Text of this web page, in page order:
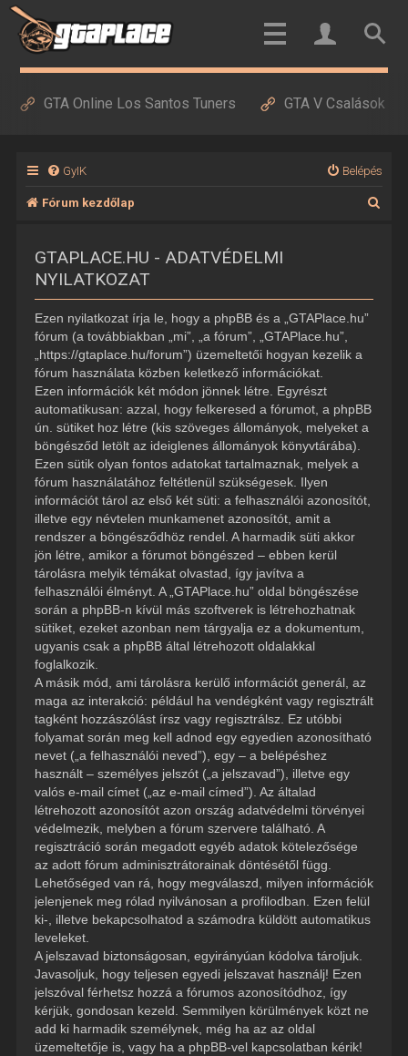
GTA Online Los Santos Tuners GTA V Csalások
GyIK Belépés
Fórum kezdőlap
GTAPLACE.HU - ADATVÉDELMI
NYILATKOZAT
Ezen nyilatkozat írja le, hogy a phpBB és a „GTAPlace.hu”
fórum (a továbbiakban „mi”, „a fórum”, „GTAPlace.hu”,
„https://gtaplace.hu/forum”) üzemeltetői hogyan kezelik a
fórum használata közben keletkező információkat.
Ezen információk két módon jönnek létre. Egyrészt
automatikusan: azzal, hogy felkeresed a fórumot, a phpBB
ún. sütiket hoz létre (kis szöveges állományok, melyeket a
böngésződ letölt az ideiglenes állományok könyvtárába).
Ezen sütik olyan fontos adatokat tartalmaznak, melyek a
fórum használatához feltétlenül szükségesek. Ilyen
információt tárol az első két süti: a felhasználói azonosítót,
illetve egy névtelen munkamenet azonosítót, amit a
rendszer a böngésződhöz rendel. A harmadik süti akkor
jön létre, amikor a fórumot böngészed – ebben kerül
tárolásra melyik témákat olvastad, így javítva a
felhasználói élményt. A „GTAPlace.hu” oldal böngészése
során a phpBB-n kívül más szoftverek is létrehozhatnak
sütiket, ezeket azonban nem tárgyalja ez a dokumentum,
ugyanis csak a phpBB által létrehozott oldalakkal
foglalkozik.
A másik mód, ami tárolásra kerülő információt generál, az
maga az interakció: például ha vendégként vagy regisztrált
tagként hozzászólást írsz vagy regisztrálsz. Ez utóbbi
folyamat során meg kell adnod egy egyedien azonosítható
nevet („a felhasználói neved”), egy – a belépéshez
használt – személyes jelszót („a jelszavad”), illetve egy
valós e-mail címet („az e-mail címed”). Az általad
létrehozott azonosítót azon ország adatvédelmi törvényei
védelmezik, melyben a fórum szervere található. A
regisztráció során megadott egyéb adatok kötelezősége
az adott fórum adminisztrátorainak döntésétől függ.
Lehetőséged van rá, hogy megválaszd, milyen információk
jelenjenek meg rólad nyilvánosan a profilodban. Ezen felül
ki-, illetve bekapcsolhatod a számodra küldött automatikus
leveleket.
A jelszavad biztonságosan, egyirányúan kódolva tároljuk.
Javasoljuk, hogy teljesen egyedi jelszavat használj! Ezen
jelszóval férhetsz hozzá a fórumos azonosítódhoz, így
kérjük, gondosan kezeld. Semmilyen körülmények közt ne
add ki harmadik személynek, még ha az az oldal
üzemeltetője is, vagy ha a phpBB-vel kapcsolatban kérik!